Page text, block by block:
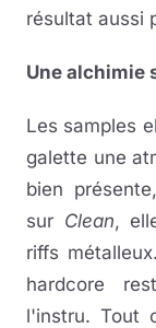
résultat aussi
Une alchimie
Les samples
galette une
bien
sur Clean,
riffs
hardcore
l'instru. Tout